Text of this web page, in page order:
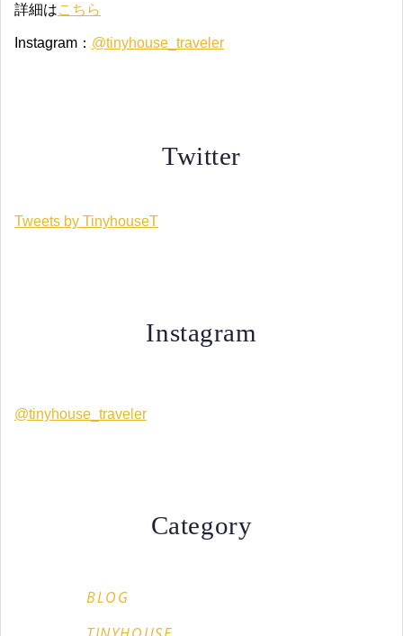
詳細はこちら
Instagram： @tinyhouse_traveler
Twitter
Tweets by TinyhouseT
Instagram
@tinyhouse_traveler
Category
BLOG